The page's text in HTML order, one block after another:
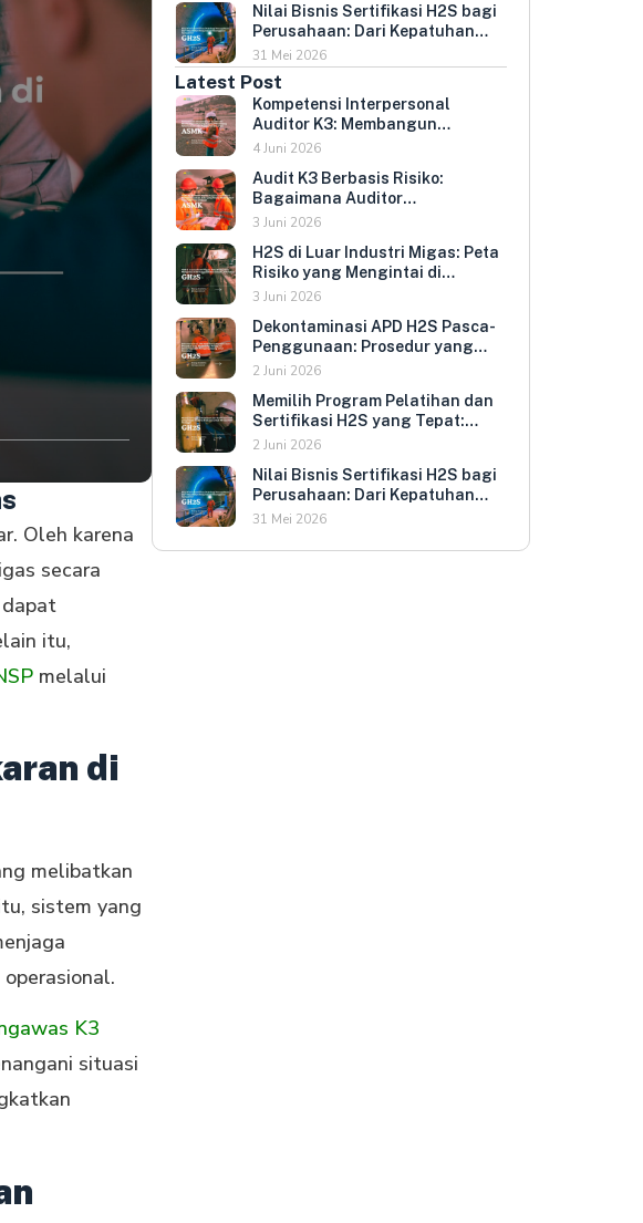
Oleh karena
secara
itu,
melalui
di
melibatkan
sistem yang
K3
situasi
Nilai Bisnis Sertifikasi H2S bagi
Perusahaan: Dari Kepatuhan
Regulasi ke Keunggulan
Kompetitif
31 Mei 2026
Latest Post
Kompetensi Interpersonal
Auditor K3: Membangun
Hubungan yang Mendorong
Sukarela
4 Juni 2026
Audit K3 Berbasis Risiko:
Bagaimana Auditor
Memprioritaskan Area yang
Perusahaan
3 Juni 2026
H2S di Luar Industri Migas: Peta
Risiko yang Mengintai di
Berbagai Sektor Industri
3 Juni 2026
Dekontaminasi APD H2S Pasca-
Penggunaan: Prosedur yang
Melindungi Pengguna
Umur Peralatan
2 Juni 2026
Memilih Program Pelatihan dan
Sertifikasi H2S yang Tepat:
Kriteria Evaluasi untuk HR dan
2 Juni 2026
Nilai Bisnis Sertifikasi H2S bagi
Perusahaan: Dari Kepatuhan
Regulasi ke Keunggulan
31 Mei 2026